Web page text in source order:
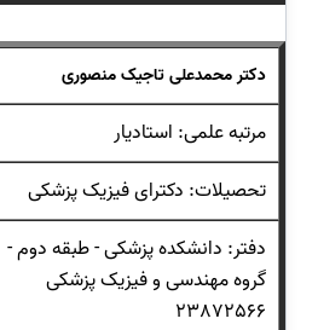
دکتر محمدعلی تاجیک منصوری
مرتبه علمی: استادیار
تحصیلات: دکترای فیزیک پزشکی
دفتر: دانشکده پزشکی - طبقه دوم -
گروه مهندسی و فیزیک پزشکی
23872566